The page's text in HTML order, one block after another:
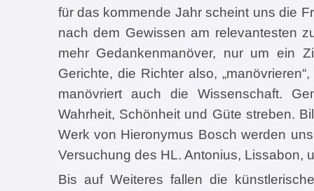
für das kommende Jahr scheint uns die
nach dem Gewissen am relevantesten
mehr Gedankenmanöver, nur um ein
Gerichte, die Richter also,
manövriert auch die Wissenschaft.
Wahrheit, Schönheit und Güte streben.
Werk von Hieronymus Bosch werden
Versuchung des HL. Antonius, Lissabon,
Bis auf Weiteres fallen die